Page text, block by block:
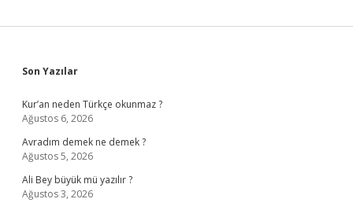
Sidebar
Son Yazılar
Kur’an neden Türkçe okunmaz ?
Ağustos 6, 2026
Avradım demek ne demek ?
Ağustos 5, 2026
Ali Bey büyük mü yazılır ?
Ağustos 3, 2026